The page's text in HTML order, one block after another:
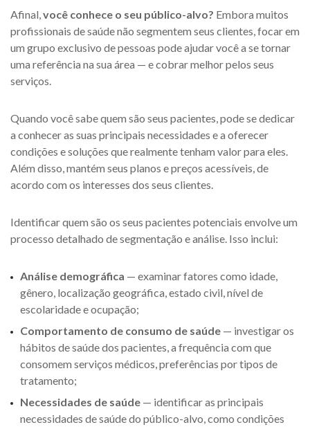
Afinal,você conhece o seu público-alvo? Embora muitos
profissionais de saúde não segmentem seus clientes, focar em
um grupo exclusivo de pessoas pode ajudar você a se tornar
uma referência na sua área — e cobrar melhor pelos seus
serviços.
Quando você sabe quem são seus pacientes, pode se dedicar
a conhecer as suas principais necessidades e a oferecer
condições e soluções que realmente tenham valor para eles.
Além disso, mantém seus planos e preços acessíveis, de
acordo com os interesses dos seus clientes.
Identificar quem são os seus pacientes potenciais envolve um
processo detalhado de segmentação e análise. Isso inclui:
Análise demográfica — examinar fatores como idade,
gênero, localização geográfica, estado civil, nível de
escolaridade e ocupação;
Comportamento de consumo de saúde — investigar os
hábitos de saúde dos pacientes, a frequência com que
consomem serviços médicos, preferências por tipos de
tratamento;
Necessidades de saúde — identificar as principais
necessidades de saúde do público-alvo, como condições